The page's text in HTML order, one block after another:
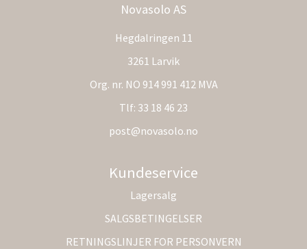
Novasolo AS
Hegdalringen 11
3261 Larvik
Org. nr. NO 914 991 412 MVA
Tlf: 33 18 46 23
post@novasolo.no
Kundeservice
Lagersalg
SALGSBETINGELSER
RETNINGSLINJER FOR PERSONVERN